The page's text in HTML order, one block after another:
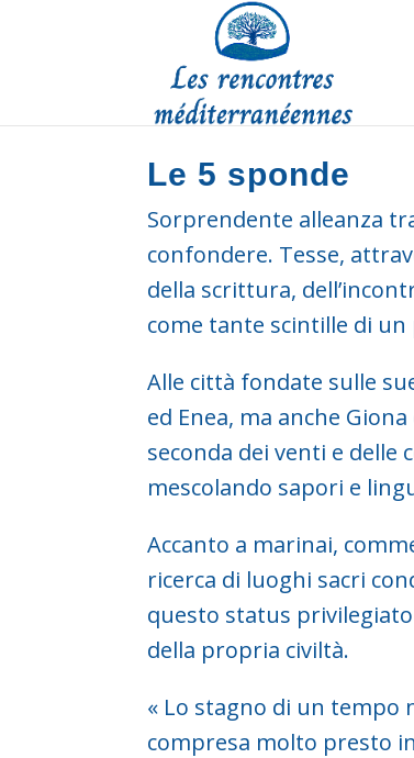
Le 5 sponde
Sorprendente alleanza
confondere. Tesse,
della scrittura,
come tante scintille di un
Alle città fondate sulle
ed Enea, ma anche
seconda dei venti e delle
mescolando sapori e
Accanto a marinai,
ricerca di luoghi sacri
questo status
della propria civiltà.
« Lo stagno di un tempo
compresa molto presto